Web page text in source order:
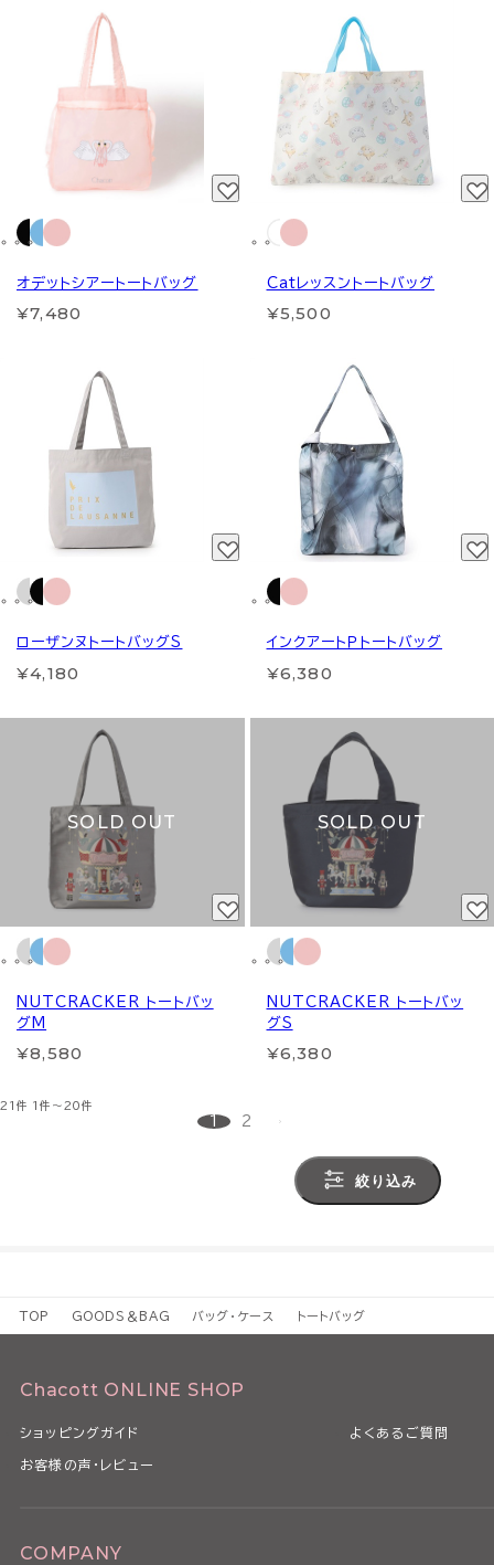
オデットシアートートバッグ
¥7,480
Catレッスントートバッグ
¥5,500
ローザンヌトートバッグS
¥4,180
インクアートＰトートバッグ
¥6,380
SOLD OUT
NUTCRACKER トートバッ
グM
¥8,580
SOLD OUT
NUTCRACKER トートバッ
グS
¥6,380
21件 1件～20件
1 2
絞り込み
TOP GOODS＆BAG バッグ・ケース トートバッグ
Chacott ONLINE SHOP
ショッピングガイド よくあるご質問
お客様の声・レビュー
COMPANY